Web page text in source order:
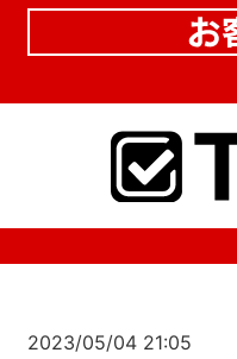
2023/05/04 21:05